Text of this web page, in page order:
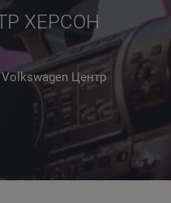
ХЕРСОН
Volkswagen Центр